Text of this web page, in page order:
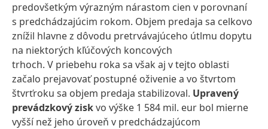
predovšetkým výrazným nárastom cien v porovnaní
s predchádzajúcim rokom. Objem predaja sa celkovo
znížil hlavne z dôvodu pretrvávajúceho útlmu dopytu
na niektorých kľúčových koncových
trhoch. V priebehu roka sa však aj v tejto oblasti
začalo prejavovať postupné oživenie a vo štvrtom
štvrťroku sa objem predaja stabilizoval. Upravený
prevádzkový ziskvo výške 1 584 mil. eur bol mierne
vyšší než jeho úroveň v predchádzajúcom